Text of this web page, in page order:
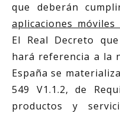
que deberán
aplicaciones
El Real Decreto
hará referencia a la
España se
549 V1.1.2, de
productos y